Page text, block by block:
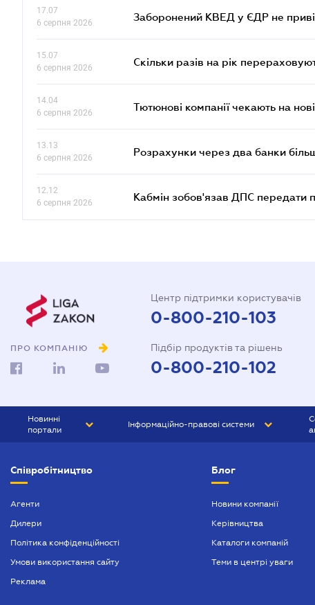
17.07
6 серпня 2026
Заборонений КВЕД у ЄДР не
15.07
6 серпня 2026
Скільки разів на рік
14.04
6 серпня 2026
Тютюнові компанії чекають на
13.13
6 серпня 2026
Розрахунки через два банки
12.12
6 серпня 2026
Кабмін зобов'язав ДПС передати
ПРО КОМПАНІЮ
Центр підтримки користувачів
0-800-210-103
Підбір продуктів та рішень
0-800-210-102
Новинні
портали
БІЗНЕС
Інформаційно-правові системи
БУХГАЛТЕР ПРОФ
Співробітництво
Агенти
Дилери
Політика конфіденційності
Умови використання сайту
Реклама
Блог
Новини компанії
Керівництва
Каталоги компаній
Теми в центрі уваги